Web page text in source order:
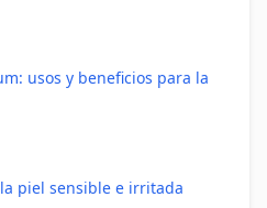
usos y beneficios para la
piel sensible e irritada